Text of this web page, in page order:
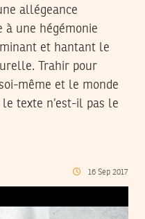
allégeance
une hégémonie
et hantant le
Trahir pour
même et le monde
texte n’est-il pas le
16 Sep 2017